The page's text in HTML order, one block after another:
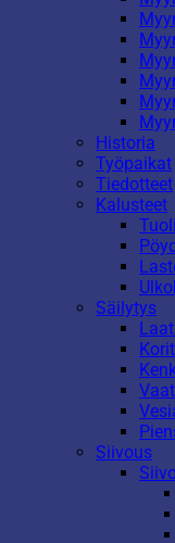
Historia
Työpaikat
Tiedotteet
Kalusteet
Säilytys
Korit
Siivous